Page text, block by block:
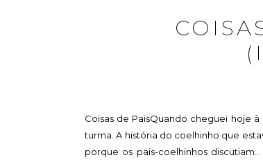
Coisas de PaisQuando cheguei hoje
turma. A história do coelhinho que
porque os pais-coelhinhos